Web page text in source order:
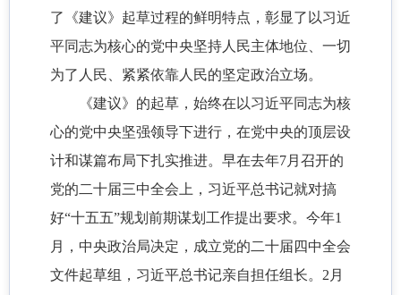
了《建议》起草过程的鲜明特点，彰显了以习近
平同志为核心的党中央坚持人民主体地位、一切
为了人民、紧紧依靠人民的坚定政治立场。
《建议》的起草，始终在以习近平同志为核
心的党中央坚强领导下进行，在党中央的顶层设
计和谋篇布局下扎实推进。早在去年7月召开的
党的二十届三中全会上，习近平总书记就对搞
好“十五五”规划前期谋划工作提出要求。今年1
月，中央政治局决定，成立党的二十届四中全会
文件起草组，习近平总书记亲自担任组长。2月